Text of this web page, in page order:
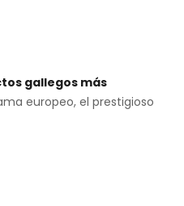
gallegos más
europeo, el prestigioso